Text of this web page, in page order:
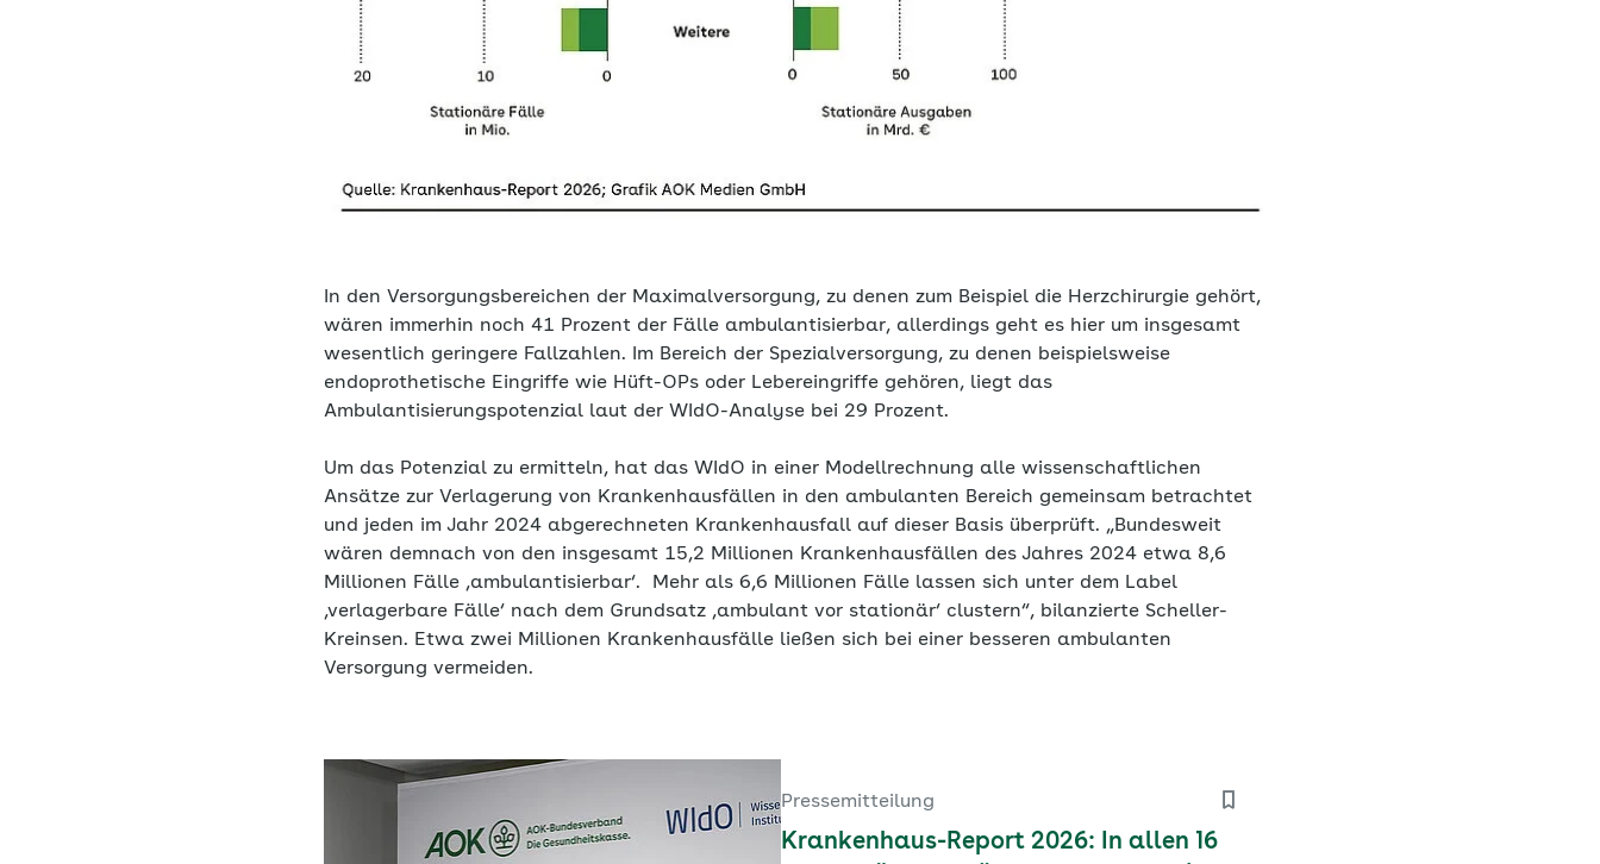
In den Versorgungsbereichen der Maximalversorgung, zu denen zum Beispiel die Herzchirurgie gehört,
wären immerhin noch 41 Prozent der Fälle ambulantisierbar, allerdings geht es hier um insgesamt
wesentlich geringere Fallzahlen. Im Bereich der Spezialversorgung, zu denen beispielsweise
endoprothetische Eingriffe wie Hüft-OPs oder Lebereingriffe gehören, liegt das
Ambulantisierungspotenzial laut der WIdO-Analyse bei 29 Prozent.
Um das Potenzial zu ermitteln, hat das WIdO in einer Modellrechnung alle wissenschaftlichen
Ansätze zur Verlagerung von Krankenhausfällen in den ambulanten Bereich gemeinsam betrachtet
und jeden im Jahr 2024 abgerechneten Krankenhausfall auf dieser Basis überprüft. „Bundesweit
wären demnach von den insgesamt 15,2 Millionen Krankenhausfällen des Jahres 2024 etwa 8,6
Millionen Fälle ‚ambulantisierbar‘. Mehr als 6,6 Millionen Fälle lassen sich unter dem Label
‚verlagerbare Fälle‘ nach dem Grundsatz ‚ambulant vor stationär‘ clustern“, bilanzierte Scheller-
Kreinsen. Etwa zwei Millionen Krankenhausfälle ließen sich bei einer besseren ambulanten
Versorgung vermeiden.
Pressemitteilung
Krankenhaus-Report 2026: In allen 16